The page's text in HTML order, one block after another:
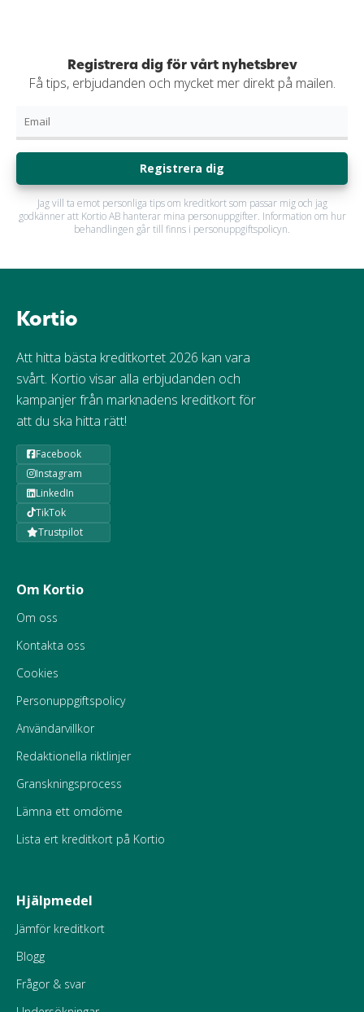
Registrera dig för vårt nyhetsbrev
Få tips, erbjudanden och mycket mer direkt på mailen.
Registrera dig
Jag vill ta emot personliga tips om kreditkort som passar mig och jag
godkänner att Kortio AB hanterar mina personuppgifter. Information om hur
behandlingen går till finns i personuppgiftspolicyn.
Kortio
Att hitta bästa kreditkortet 2026 kan vara
svårt. Kortio visar alla erbjudanden och
kampanjer från marknadens kreditkort för
att du ska hitta rätt!
Facebook
Instagram
LinkedIn
TikTok
Trustpilot
Om Kortio
Om oss
Kontakta oss
Cookies
Personuppgiftspolicy
Användarvillkor
Redaktionella riktlinjer
Granskningsprocess
Lämna ett omdöme
Lista ert kreditkort på Kortio
Hjälpmedel
Jämför kreditkort
Blogg
Frågor & svar